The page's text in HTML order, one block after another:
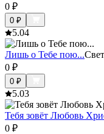
0 ₽
0 ₽
5.04
Лишь о Тебе пою...
0 ₽
0 ₽
5.03
Тебя зовёт Любовь
0 ₽